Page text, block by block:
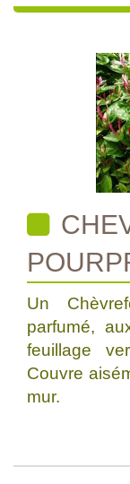
Un
parfumé,
feuillage
Couvre
mur.